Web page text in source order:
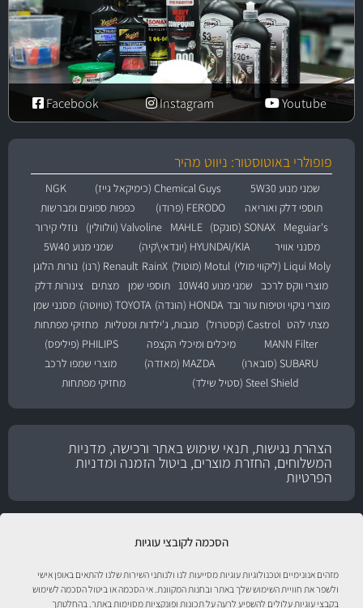
הסכמה לקובצי עוגיות
מזהים אנונימיים וטכנולוגיות עוגיות מסייעות לנו ולנותני השירות שלנו להתאים באופן אישי
ולשפר את חוויית השימוש שלך באתר ובחנות המקוונת. אי הסכמה או ביטול הסכמה לשימוש
בקבצי עוגיות עלולים להשפיע לרעה על תכונות ופונקציות מסוימות באתר. בהחלטתך
Youtube
Instagram
Facebook
פופולרי באוטוסטור: ניווט מהיר
שמני מנוע 5W30 Chemical Guys (כימיקאל גייז)
NGK
תוספי דלק ואוריאה
FERODO (פרודו)
כפפות ספוגים ומברשות
Meguiar's
SONAX (סונקס) MAHLE Valvoline (וולוולין)
נוזלי קירור
מסנני אוויר
HYUNDAI/KIA (יונדאי\קיה)
שמני מנוע 5W40
Liqui Moly (ליקווי מולי)
Motul (מוטול) RainX Renault (רנו)
נורות הלוגן
מוצרי ווקס לרכב
שמני מנוע 10W40 תוספי שמן מצתים
צינורות דלק
מוצרי ניקוי וטיפוח עור ובד HONDA (הונדה) TOYOTA (טויוטה)
מסנני שמן
מצתי להט Castrol (קסטרול) מגבות, ג'ילדות ומטליות מחזיקי מפתחות
MANN Filter
מיכלים ומיכלי הקצפה
PHILIPS (פיליפס)
SUBARU (סובארו)
MAZDA (מאזדה)
מוצרי שמפו לרכב
Steel Shield (סטיל שילד)
מחזיקי מפתחות
הצהרת נגישות, תנאי שימוש באתר ורכישה, מדניות
המשלוחים, החזרת מוצרים, ביטול הזמנה ומדניות
הפרטיות